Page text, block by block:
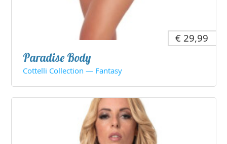
€ 29,99
Paradise Body
Cottelli Collection — Fantasy